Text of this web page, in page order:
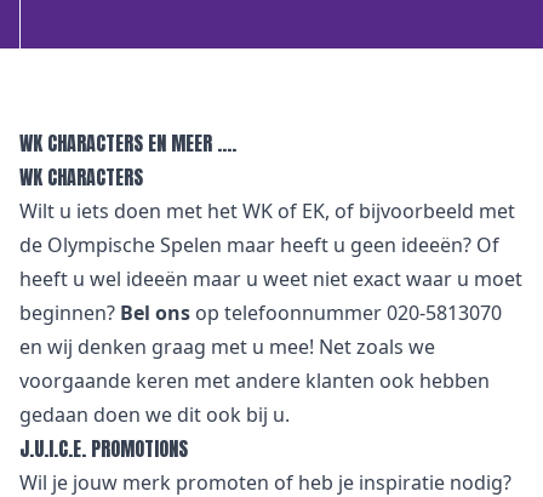
WK CHARACTERS EN MEER ….
WK CHARACTERS
Wilt u iets doen met het WK of EK, of bijvoorbeeld met
de Olympische Spelen maar heeft u geen ideeën? Of
heeft u wel ideeën maar u weet niet exact waar u moet
beginnen? Bel ons op telefoonnummer 020-5813070
en wij denken graag met u mee! Net zoals we
voorgaande keren met andere klanten ook hebben
gedaan doen we dit ook bij u.
J.U.I.C.E. PROMOTIONS
Wil je jouw merk promoten of heb je inspiratie nodig?